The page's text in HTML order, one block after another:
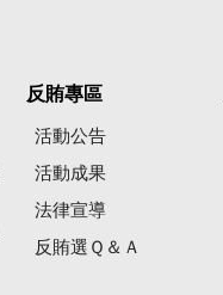
反賄專區
活動公告
活動成果
法律宣導
反賄選Ｑ＆Ａ